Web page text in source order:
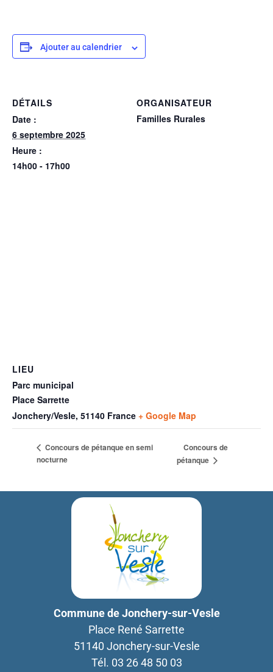
Ajouter au calendrier
DÉTAILS
Date :
6 septembre 2025
Heure :
14h00 - 17h00
ORGANISATEUR
Familles Rurales
LIEU
Parc municipal
Place Sarrette
Jonchery/Vesle, 51140 France + Google Map
Concours de pétanque en semi
nocturne
Concours de
pétanque
Commune de Jonchery-sur-Vesle
Place René Sarrette
51140 Jonchery-sur-Vesle
Tél. 03 26 48 50 03